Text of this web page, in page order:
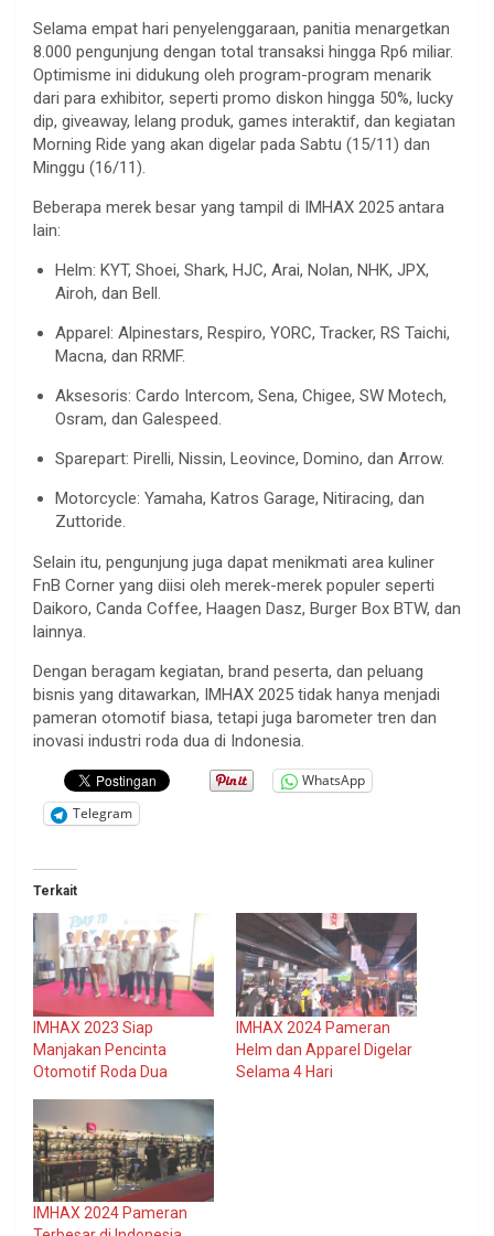
Selama empat hari penyelenggaraan, panitia menargetkan
8.000 pengunjung dengan total transaksi hingga Rp6 miliar.
Optimisme ini didukung oleh program-program menarik
dari para exhibitor, seperti promo diskon hingga 50%, lucky
dip, giveaway, lelang produk, games interaktif, dan kegiatan
Morning Ride yang akan digelar pada Sabtu (15/11) dan
Minggu (16/11).
Beberapa merek besar yang tampil di IMHAX 2025 antara
lain:
Helm: KYT, Shoei, Shark, HJC, Arai, Nolan, NHK, JPX,
Airoh, dan Bell.
Apparel: Alpinestars, Respiro, YORC, Tracker, RS Taichi,
Macna, dan RRMF.
Aksesoris: Cardo Intercom, Sena, Chigee, SW Motech,
Osram, dan Galespeed.
Sparepart: Pirelli, Nissin, Leovince, Domino, dan Arrow.
Motorcycle: Yamaha, Katros Garage, Nitiracing, dan
Zuttoride.
Selain itu, pengunjung juga dapat menikmati area kuliner
FnB Corner yang diisi oleh merek-merek populer seperti
Daikoro, Canda Coffee, Haagen Dasz, Burger Box BTW, dan
lainnya.
Dengan beragam kegiatan, brand peserta, dan peluang
bisnis yang ditawarkan, IMHAX 2025 tidak hanya menjadi
pameran otomotif biasa, tetapi juga barometer tren dan
inovasi industri roda dua di Indonesia.
WhatsApp
Telegram
Terkait
IMHAX 2023 Siap
Manjakan Pencinta
Otomotif Roda Dua
IMHAX 2024 Pameran
Helm dan Apparel Digelar
Selama 4 Hari
IMHAX 2024 Pameran